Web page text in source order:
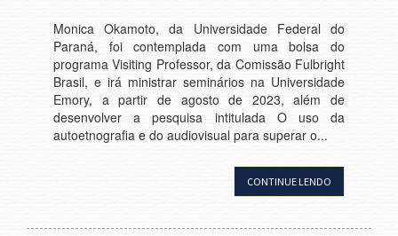
Monica Okamoto, da Universidade Federal do
Paraná, foi contemplada com uma bolsa do
programa Visiting Professor, da Comissão Fulbright
Brasil, e irá ministrar seminários na Universidade
Emory, a partir de agosto de 2023, além de
desenvolver a pesquisa intitulada O uso da
autoetnografia e do audiovisual para superar o...
CONTINUE LENDO